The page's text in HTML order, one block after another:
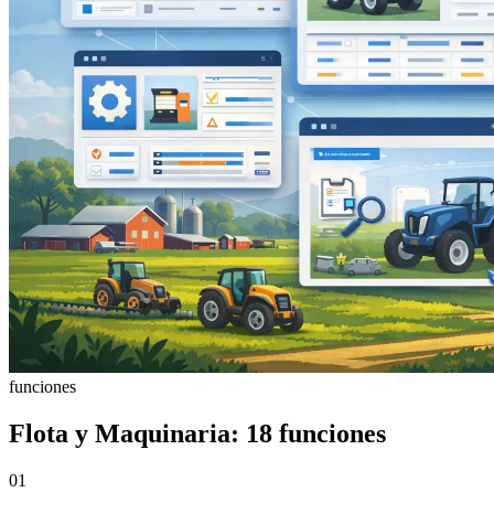
funciones
Flota y Maquinaria: 18 funciones
01